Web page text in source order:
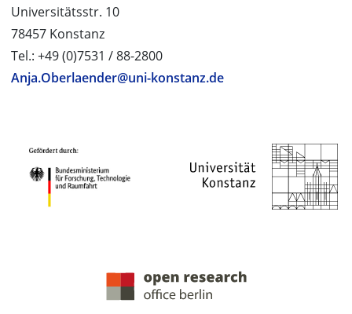
Universitätsstr. 10
78457 Konstanz
Tel.: +49 (0)7531 / 88-2800
Anja.Oberlaender@uni-konstanz.de